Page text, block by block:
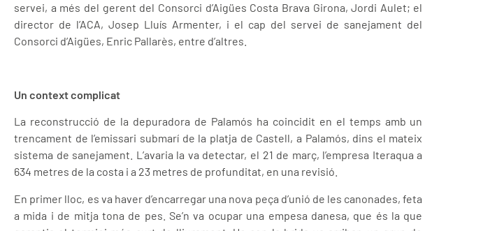
servei, a més del gerent del Consorci d’Aigües Costa Brava Girona, Jordi Aulet; el
director de l’ACA, Josep Lluís Armenter, i el cap del servei de sanejament del
Consorci d’Aigües, Enric Pallarès, entre d’altres.
Un context complicat
La reconstrucció de la depuradora de Palamós ha coincidit en el temps amb un
trencament de l’emissari submarí de la platja de Castell, a Palamós, dins el mateix
sistema de sanejament. L’avaria la va detectar, el 21 de març, l’empresa Iteraqua a
634 metres de la costa i a 23 metres de profunditat, en una revisió.
En primer lloc, es va haver d’encarregar una nova peça d’unió de les canonades, feta
a mida i de mitja tona de pes. Se’n va ocupar una empesa danesa, que és la que